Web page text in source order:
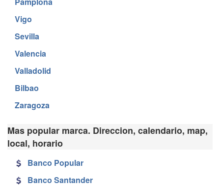
Vigo
Sevilla
Valencia
Valladolid
Bilbao
Zaragoza
Mas popular marca. Direccion, calendario, map,
local, horario
Banco Popular
Banco Santander